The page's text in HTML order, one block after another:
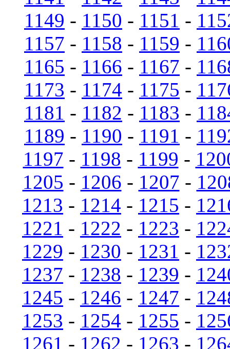
1149 - 1150 - 1151 -
1157 - 1158 - 1159 -
1165 - 1166 - 1167 -
1173 - 1174 - 1175 -
1181 - 1182 - 1183 -
1189 - 1190 - 1191 -
1197 - 1198 - 1199 -
1205 - 1206 - 1207 -
1213 - 1214 - 1215 -
1221 - 1222 - 1223 -
1229 - 1230 - 1231 -
1237 - 1238 - 1239 -
1245 - 1246 - 1247 -
1253 - 1254 - 1255 -
1261 - 1262 - 1263 -